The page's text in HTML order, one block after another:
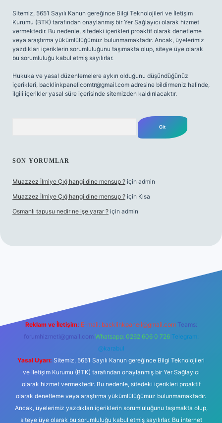
Sitemiz, 5651 Sayılı Kanun gereğince Bilgi Teknolojileri ve İletişim
Kurumu (BTK) tarafından onaylanmış bir Yer Sağlayıcı olarak hizmet
vermektedir. Bu nedenle, sitedeki içerikleri proaktif olarak denetleme
veya araştırma yükümlülüğümüz bulunmamaktadır. Ancak, üyelerimiz
yazdıkları içeriklerin sorumluluğunu taşımakta olup, siteye üye olarak
bu sorumluluğu kabul etmiş sayılırlar.
Hukuka ve yasal düzenlemelere aykırı olduğunu düşündüğünüz
içerikleri, backlinkpanelicomtr@gmail.com adresine bildirmeniz halinde,
ilgili içerikler yasal süre içerisinde sitemizden kaldırılacaktır.
SON YORUMLAR
Muazzez İlmiye Çığ hangi dine mensup ? için admin
Muazzez İlmiye Çığ hangi dine mensup ? için Kısa
Osmanlı tapusu nedir ne işe yarar ? için admin
m elexbet
Reklam ve İletişim: E-mail: backlinkpaneli@gmail.com Teams:
forumhizmeti@gmail.com Whatsapp: 0262 606 0 726 Telegram:
@karabul
Yasal Uyarı: Sitemiz, 5651 Sayılı Kanun gereğince Bilgi Teknolojileri
ve İletişim Kurumu (BTK) tarafından onaylanmış bir Yer Sağlayıcı
olarak hizmet vermektedir. Bu nedenle, sitedeki içerikleri proaktif
olarak denetleme veya araştırma yükümlülüğümüz bulunmamaktadır.
Ancak, üyelerimiz yazdıkları içeriklerin sorumluluğunu taşımakta olup,
siteye üye olarak bu sorumluluğu kabul etmiş sayılırlar. Bu internet